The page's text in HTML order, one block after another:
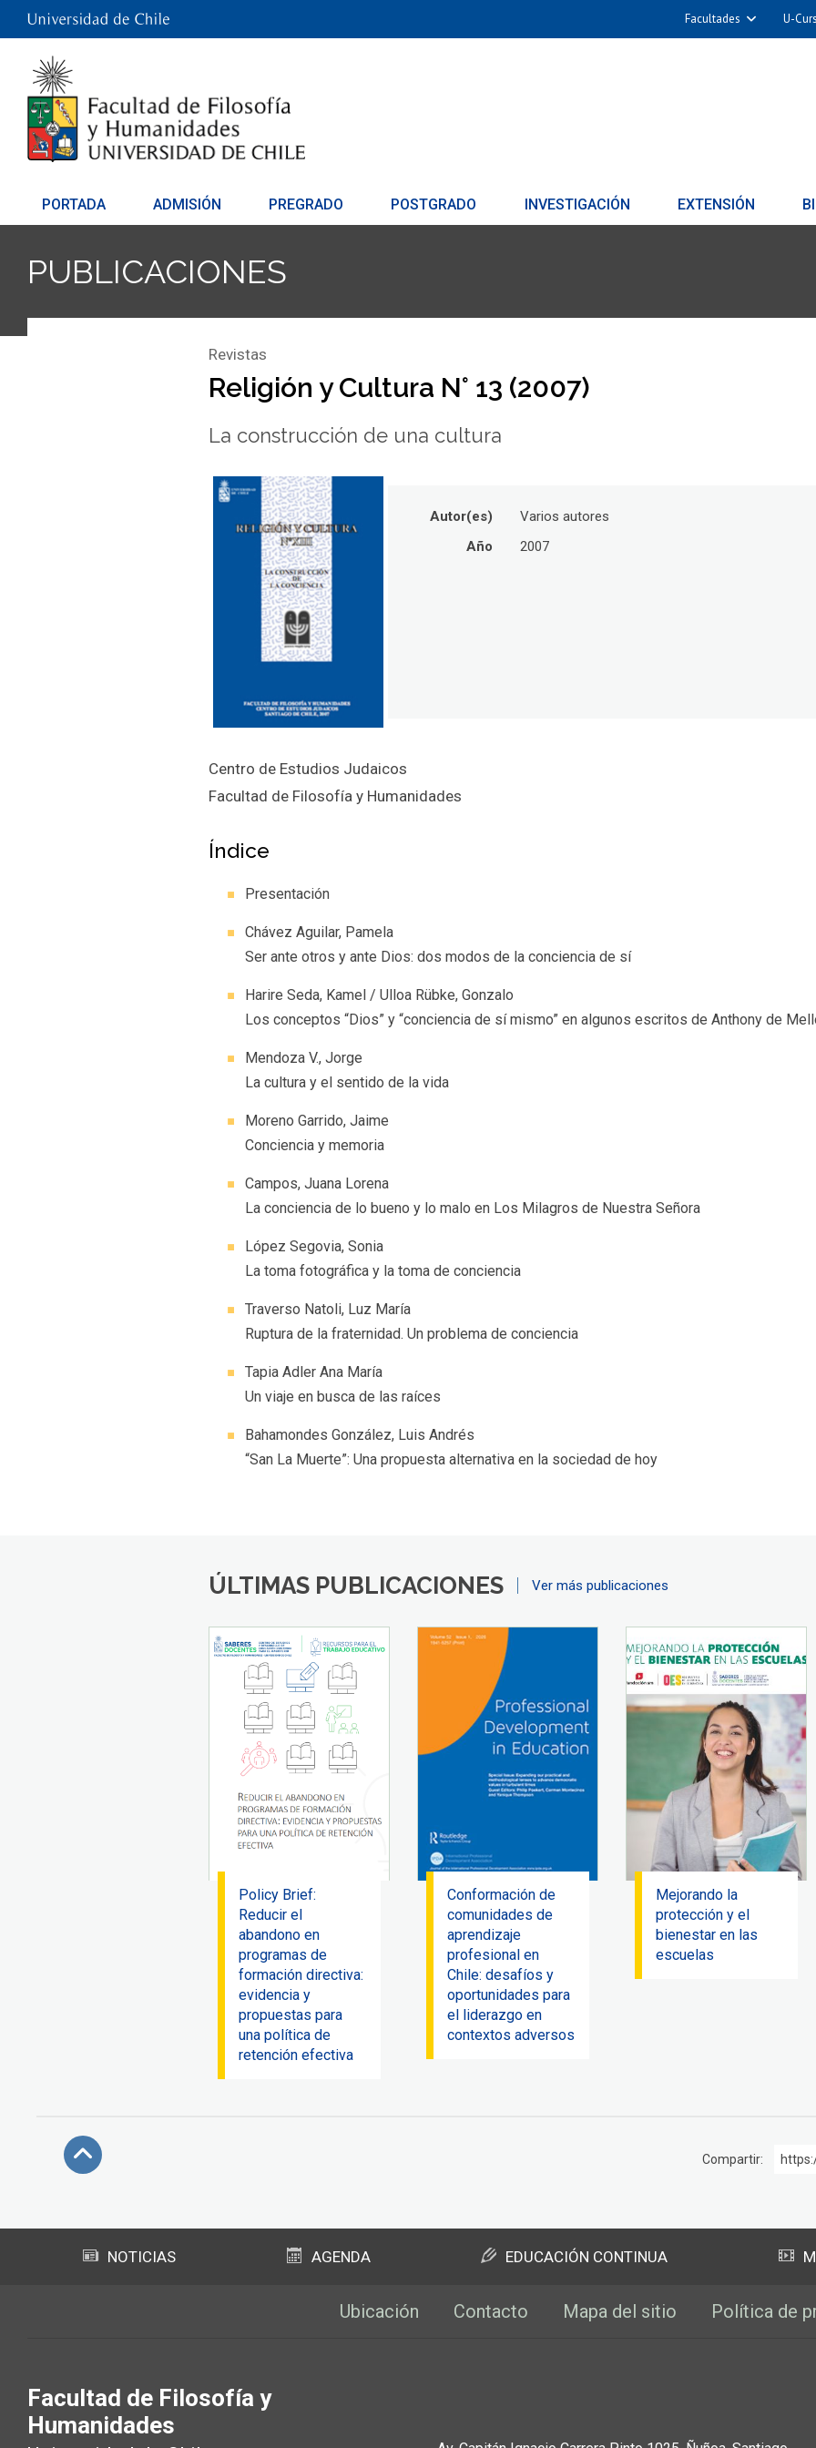
Facultades U-
PORTADA ADMISIÓN PREGRADO POSTGRADO INVESTIGACIÓN EXTENSIÓN
PUBLICACIONES
Revistas
Religión y Cultura N° 13 (2007)
La construcción de una cultura
Autor(es)
Varios autores
Año
2007
Centro de Estudios Judaicos
Facultad de Filosofía y Humanidades
Índice
Presentación
Chávez Aguilar, Pamela
Ser ante otros y ante Dios: dos modos de la conciencia de sí
Harire Seda, Kamel / Ulloa Rübke, Gonzalo
Los conceptos “Dios” y “conciencia de sí mismo” en algunos escritos de Anthony de
Mendoza V., Jorge
La cultura y el sentido de la vida
Moreno Garrido, Jaime
Conciencia y memoria
Campos, Juana Lorena
La conciencia de lo bueno y lo malo en Los Milagros de Nuestra Señora
López Segovia, Sonia
La toma fotográfica y la toma de conciencia
Traverso Natoli, Luz María
Ruptura de la fraternidad. Un problema de conciencia
Tapia Adler Ana María
Un viaje en busca de las raíces
Bahamondes González, Luis Andrés
“San La Muerte”: Una propuesta alternativa en la sociedad de hoy
ÚLTIMAS PUBLICACIONES Ver más publicaciones
Policy Brief:
Reducir el
abandono en
programas de
formación directiva:
evidencia y
propuestas para
una política de
retención efectiva
Conformación de
comunidades de
aprendizaje
profesional en
Chile: desafíos y
oportunidades para
el liderazgo en
contextos adversos
Mejorando la
protección y el
bienestar en las
escuelas
Compartir:
NOTICIAS AGENDA EDUCACIÓN CONTINUA
Ubicación Contacto Mapa del sitio Política de
Facultad de Filosofía y
Humanidades